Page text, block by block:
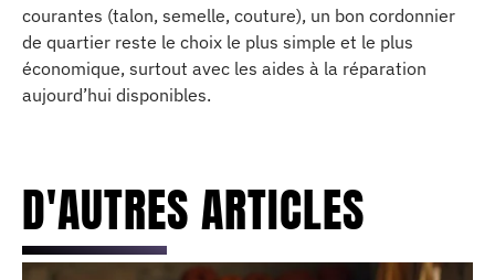
courantes (talon, semelle, couture), un bon cordonnier
de quartier reste le choix le plus simple et le plus
économique, surtout avec les aides à la réparation
aujourd’hui disponibles.
D'AUTRES ARTICLES